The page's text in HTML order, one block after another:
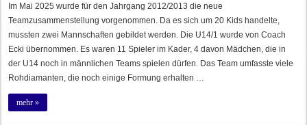
Im Mai 2025 wurde für den Jahrgang 2012/2013 die neue
Teamzusammenstellung vorgenommen. Da es sich um 20 Kids handelte,
mussten zwei Mannschaften gebildet werden. Die U14/1 wurde von Coach
Ecki übernommen. Es waren 11 Spieler im Kader, 4 davon Mädchen, die in
der U14 noch in männlichen Teams spielen dürfen. Das Team umfasste viele
Rohdiamanten, die noch einige Formung erhalten …
mehr »